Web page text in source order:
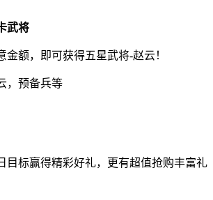
武将
金额，即可获得五星武将-赵云！
，预备兵等
目标赢得精彩好礼，更有超值抢购丰富礼